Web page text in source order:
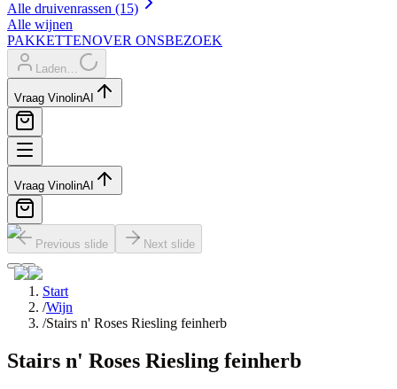
Alle druivenrassen (15)
Alle wijnen
PAKKETTENOVER ONSBEZOEK
Laden…
Vraag VinolinAI
Vraag VinolinAI
Previous slide Next slide
Start
/Wijn
/Stairs n' Roses Riesling feinherb
Stairs n' Roses Riesling feinherb